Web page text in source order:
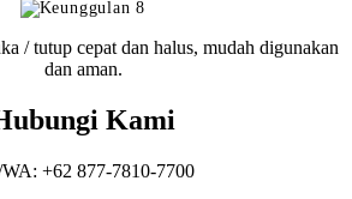
/ tutup cepat dan halus, mudah digunakan
dan aman.
Kami
+62 877-7810-7700